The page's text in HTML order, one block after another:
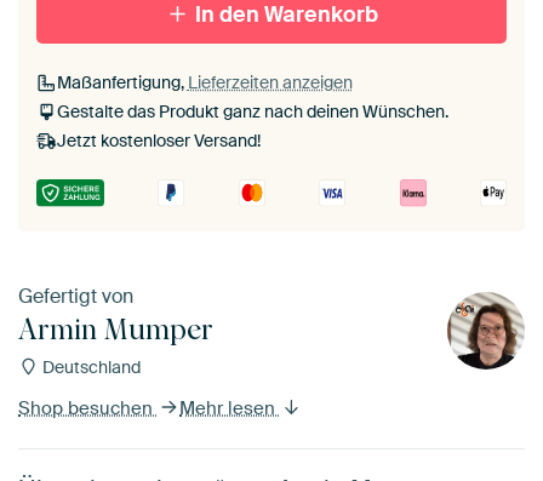
In den Warenkorb
Maßanfertigung, Lieferzeiten anzeigen
Gestalte das Produkt ganz nach deinen Wünschen.
Jetzt kostenloser Versand!
Gefertigt von
Armin Mumper
Deutschland
Shop besuchen Mehr lesen